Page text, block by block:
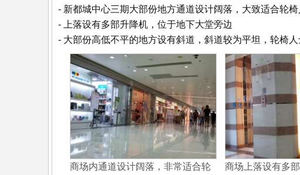
- 新都城中心三期大部份地方通道设计阔落，大致适合轮椅
- 上落设有多部升降机，位于地下大堂旁边
- 大部份高低不平的地方设有斜道，斜道较为平坦，轮椅
商场内通道设计阔落，非常适合轮
商场上落设有多